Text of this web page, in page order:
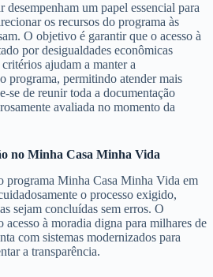
um papel essencial para
os recursos do programa às
O objetivo é garantir que o acesso à
por desigualdades econômicas
ajudam a manter a
programa, permitindo atender mais
se de reunir toda a documentação
avaliada no momento da
no Minha Casa Minha Vida
programa Minha Casa Minha Vida em
o processo exigido,
sejam concluídas sem erros. O
à moradia digna para milhares de
com sistemas modernizados para
a transparência.